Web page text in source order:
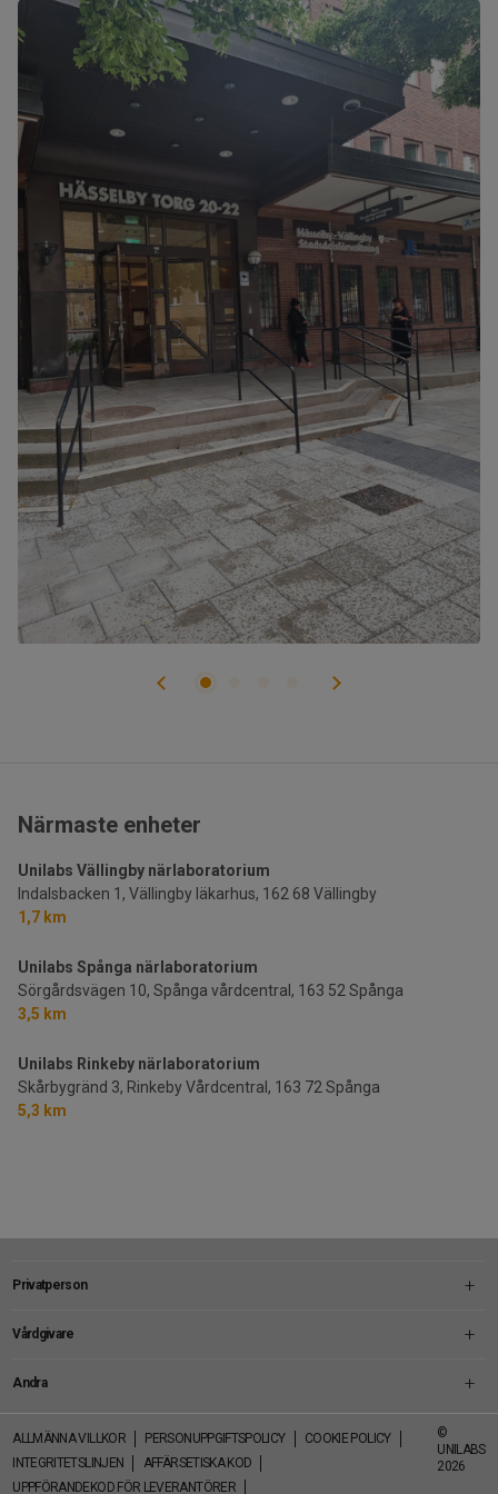
Närmaste enheter
Unilabs Vällingby närlaboratorium
Indalsbacken 1, Vällingby läkarhus, 162 68 Vällingby
1,7 km
Unilabs Spånga närlaboratorium
Sörgårdsvägen 10, Spånga vårdcentral, 163 52 Spånga
3,5 km
Unilabs Rinkeby närlaboratorium
Skårbygränd 3, Rinkeby Vårdcentral, 163 72 Spånga
5,3 km
Privatperson
Vårdgivare
Andra
Footer
Social
ALLMÄNNA VILLKOR PERSONUPPGIFTSPOLICY
COOKIE POLICY
INTEGRITETSLINJEN
AFFÄRSETISKA KOD
UPPFÖRANDEKOD FÖR LEVERANTÖRER
©
UNILABS
2026